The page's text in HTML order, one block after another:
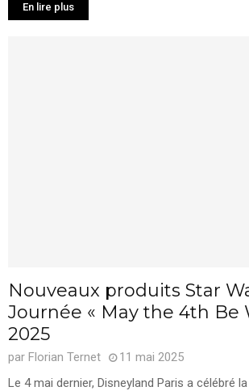
En lire plus
Nouveaux produits Star
Journée « May the 4th Be
2025
par Florian Ternet
11 mai 2025
Le 4 mai dernier, Disneyland Paris a célébré